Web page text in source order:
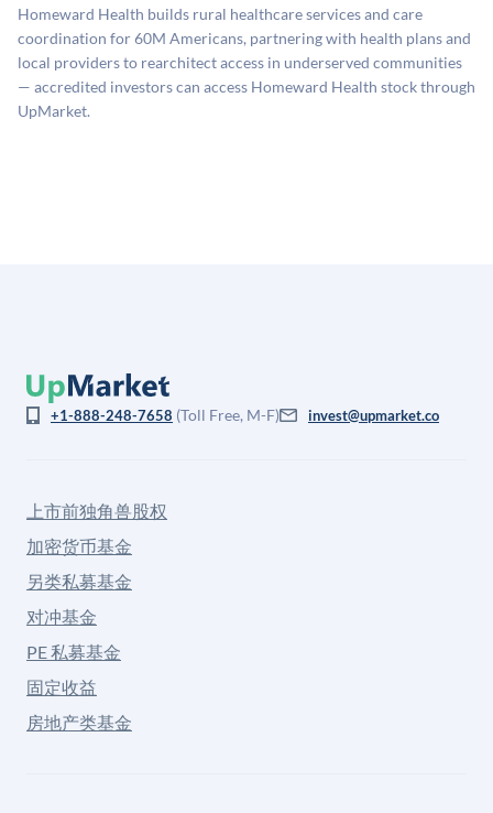
息不对称。此估值不构成投资建议，可能与实际交易价
格存在重大差异。
Homeward Health builds rural healthcare services and care
coordination for 60M Americans, partnering with health plans and
local providers to rearchitect access in underserved communities
— accredited investors can access Homeward Health stock through
UpMarket.
+1-888-248-7658 (Toll Free, M-F) invest@upmarket.co
上市前独角兽股权
加密货币基金
另类私募基金
对冲基金
PE 私募基金
固定收益
房地产类基金